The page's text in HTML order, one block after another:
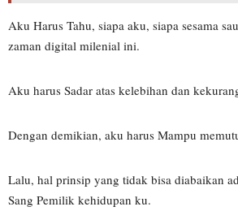
Aku Harus Tahu, siapa aku, siapa sesama
zaman digital milenial ini.
Aku harus Sadar atas kelebihan dan
Dengan demikian, aku harus Mampu
Lalu, hal prinsip yang tidak bisa diabaikan
Sang Pemilik kehidupan ku.